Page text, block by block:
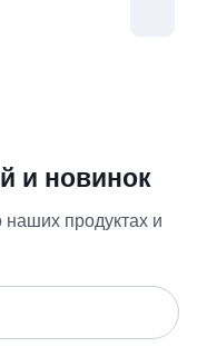
и новинок
продуктах и